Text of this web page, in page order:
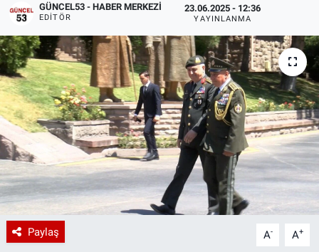
GÜNCEL53 - HABER MERKEZI
EDITÖR
23.06.2025 - 12:36
YAYINLANMA
Paylaş A- A+